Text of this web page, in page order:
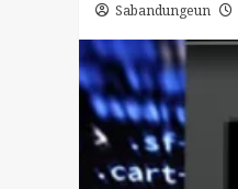
Sabandungeun